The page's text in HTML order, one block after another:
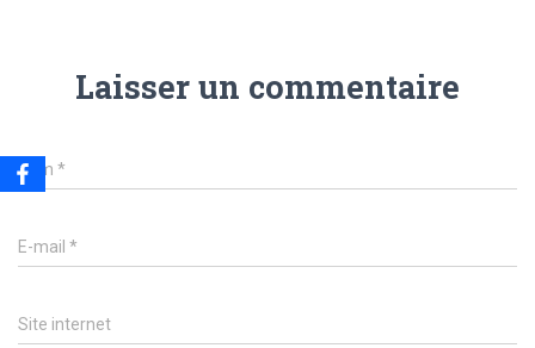
Laisser un commentaire
Nom *
E-mail *
Site internet